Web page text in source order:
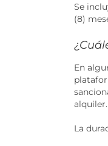
Se
(8)
En
alquiler.
La